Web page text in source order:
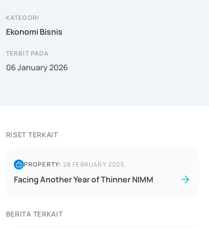
KATEGORI
Ekonomi Bisnis
TERBIT PADA
06 January 2026
RISET TERKAIT
PROPERTY| 28 FEBRUARY 2025
Facing Another Year of Thinner NIMM
BERITA TERKAIT